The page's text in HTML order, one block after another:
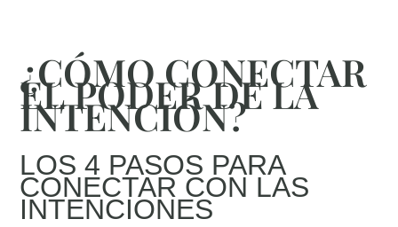
¿CÓMO CONECTAR
EL PODER DE LA
INTENCIÓN?
LOS 4 PASOS PARA
CONECTAR CON LAS
INTENCIONES